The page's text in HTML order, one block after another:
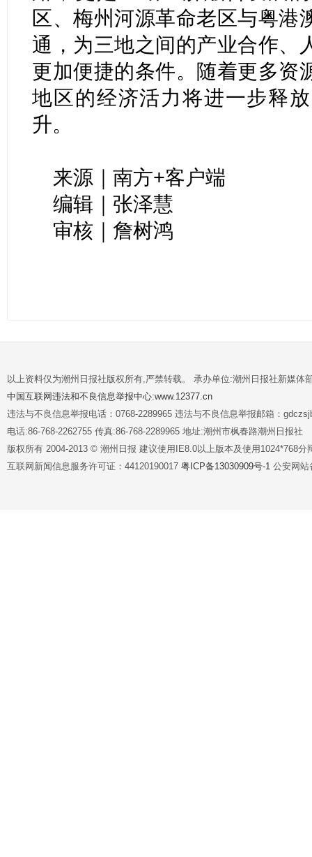
区、梅州河源革命老区与粤港
通，为三地之间的产业合作、
更加便捷的条件。随着更多资
地区的经济活力将进一步释
升。
来源｜南方+客户端
编辑｜张泽慧
审核｜詹树鸿
以上资料仅为潮州日报社版权所有,严禁转载。 承办单位:潮州日报社新媒体
中国互联网违法和不良信息举报中心:www.12377.cn
违法与不良信息举报电话：0768-2289965 违法与不良信息举报邮箱：
电话:86-768-2262755 传真:86-768-2289965 地址:潮州市枫春路潮州日报社
版权所有 2004-2013 © 潮州日报 建议使用IE8.0以上版本及使用1024*768分
互联网新闻信息服务许可证：44120190017 粤ICP备13030909号-1 公安网站